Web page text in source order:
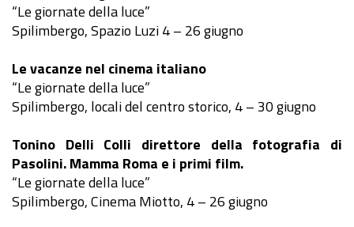
“Le giornate della luce”
Spilimbergo, Spazio Luzi 4 – 26 giugno
Le vacanze nel cinema italiano
“Le giornate della luce”
Spilimbergo, locali del centro storico, 4 – 30 giugno
Tonino Delli Colli direttore della fotografia di
Pasolini. Mamma Roma e i primi film.
“Le giornate della luce”
Spilimbergo, Cinema Miotto, 4 – 26 giugno